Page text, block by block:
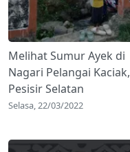
Melihat Sumur Ayek di
Nagari Pelangai Kaciak,
Pesisir Selatan
Selasa, 22/03/2022